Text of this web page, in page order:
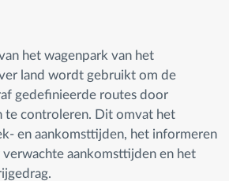
van elke vlootactiviteit
het wagenpark van het
land wordt gebruikt om de
gedefinieerde routes door
te controleren. Dit omvat het
en aankomsttijden, het informeren
verwachte aankomsttijden en het